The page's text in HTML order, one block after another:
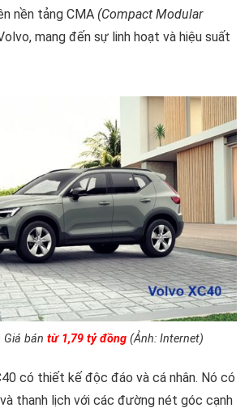
nền tảng CMA (Compact Modular
mang đến sự linh hoạt và hiệu suất
Giá bán từ 1,79 tỷ đồng (Ảnh: Internet)
có thiết kế độc đáo và cá nhân. Nó có
thanh lịch với các đường nét góc cạnh